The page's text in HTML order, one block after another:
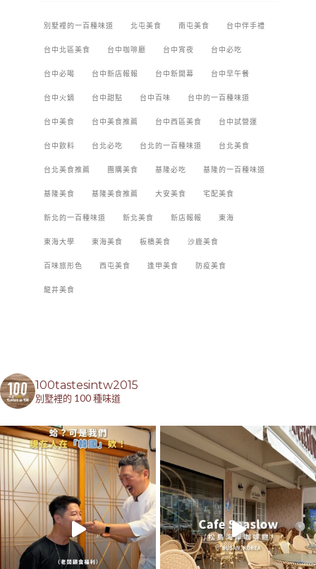
別墅裡的一百種味道 北屯美食 南屯美食 台中伴手禮
台中北區美食 台中咖啡廳 台中宵夜 台中必吃
台中必喝 台中新店報報 台中新開幕 台中早午餐
台中火鍋 台中甜點 台中百味 台中的一百種味道
台中美食 台中美食推薦 台中西區美食 台中試營運
台中飲料 台北必吃 台北的一百種味道 台北美食
台北美食推薦 團購美食 基隆必吃 基隆的一百種味道
基隆美食 基隆美食推薦 大安美食 宅配美食
新北的一百種味道 新北美食 新店報報 東海
東海大學 東海美食 板橋美食 沙鹿美食
百味旅形色 西屯美食 逢甲美食 防疫美食
龍井美食
100tastesintw2015
別墅裡的 100 種味道